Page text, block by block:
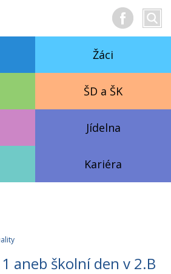
text
Žáci
ŠD a ŠK
Jídelna
Kariéra
1 aneb školní den v 2.B